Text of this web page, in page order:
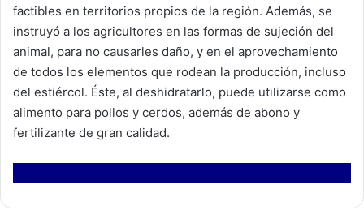
factibles en territorios propios de la región. Además, se
instruyó a los agricultores en las formas de sujeción del
animal, para no causarles daño, y en el aprovechamiento
de todos los elementos que rodean la producción, incluso
del estiércol. Éste, al deshidratarlo, puede utilizarse como
alimento para pollos y cerdos, además de abono y
fertilizante de gran calidad.